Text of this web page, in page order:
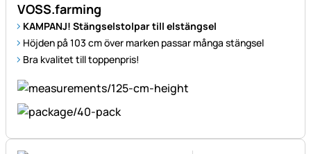
VOSS.farming
KAMPANJ! Stängselstolpar till elstängsel
Höjden på 103 cm över marken passar många stängsel
Bra kvalitet till toppenpris!